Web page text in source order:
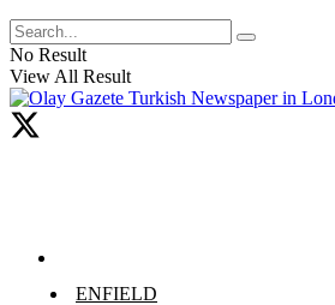
No Result
View All Result
ENFIELD